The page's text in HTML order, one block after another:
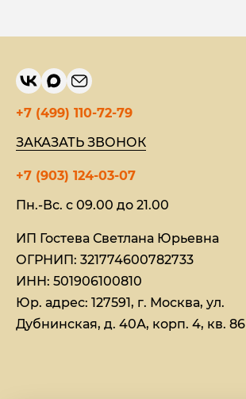
+7 (499) 110-72-79
ЗАКАЗАТЬ ЗВОНОК
+7 (903) 124-03-07
Пн.-Вс. с 09.00 до 21.00
ИП Гостева Светлана Юрьевна​
ОГРНИП: 321774600782733
ИНН: 501906100810
Юр. адрес: 127591, г. Москва, ул.
Дубнинская, д. 40А, корп. 4, кв. 86